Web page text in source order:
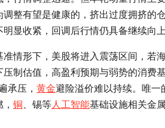
整有望是健康的，挤出过度拥挤的
显收紧，回调后行情仍具备继续向上
情形下，美股将进入震荡区间，若
制估值，高盈利预期与弱势的消费
承压， 黄金避险溢价难以持续。唯
铜、锡等人工智能基础设施相关金